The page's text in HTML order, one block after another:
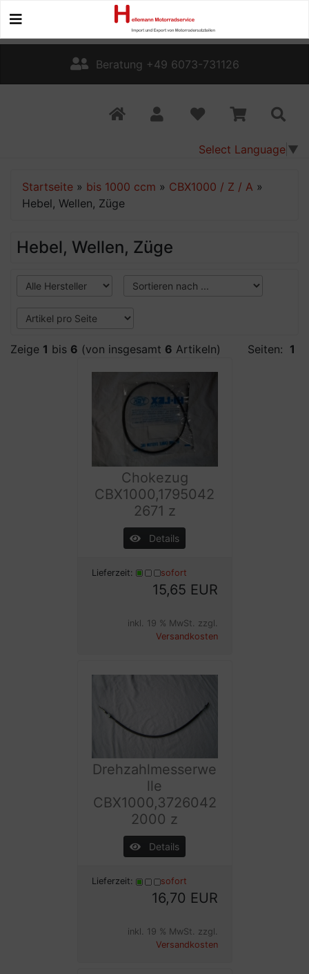
Beratung +49 6073-731126
Select Language ▼
Startseite » bis 1000 ccm » CBX1000 / Z / A »
Hebel, Wellen, Züge
Hebel, Wellen, Züge
Zeige 1 bis 6 (von insgesamt 6 Artikeln) Seiten: 1
Chokezug
CBX1000,1795042
2671 z
Details
Lieferzeit: sofort
15,65 EUR
inkl. 19 % MwSt. zzgl.
Versandkosten
Drehzahlmesserwe
lle
CBX1000,3726042
2000 z
Details
Lieferzeit: sofort
16,70 EUR
inkl. 19 % MwSt. zzgl.
Versandkosten